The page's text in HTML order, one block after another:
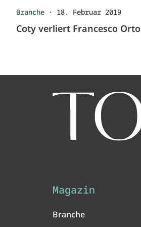
Branche · 18. Februar 2019
Coty verliert Francesco Orto
Magazin
Branche